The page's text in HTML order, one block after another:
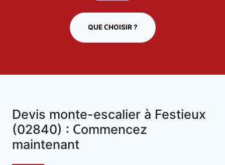
QUE CHOISIR ?
Devis monte-escalier à Festieux
(02840) : Commencez
maintenant